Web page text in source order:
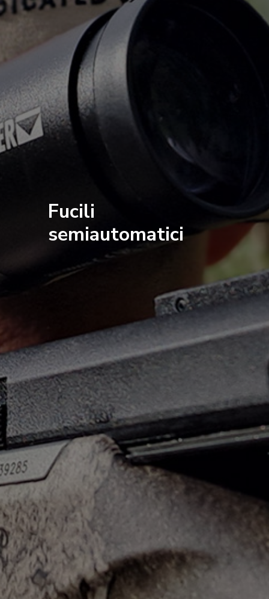
Fucili
semiautomatici